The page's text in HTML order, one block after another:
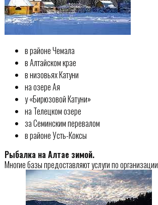
в районе Чемала
в Алтайском крае
в низовьях Катуни
на озере Ая
у «Бирюзовой Катуни»
на Телецком озере
за Семинским перевалом
в районе Усть-Коксы
Рыбалка на Алтае зимой.
Многие базы предоставляют услуги по организации